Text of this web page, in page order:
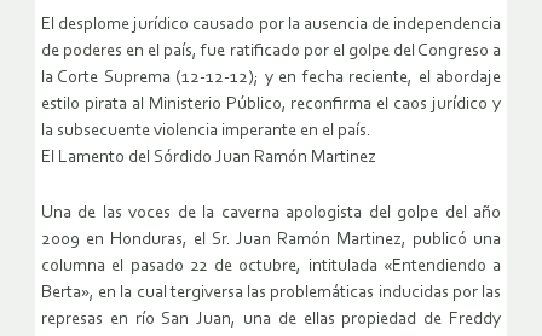
El desplome jurídico causado por la ausencia de independencia
de poderes en el país, fue ratificado por el golpe del Congreso a
la Corte Suprema (12-12-12); y en fecha reciente, el abordaje
estilo pirata al Ministerio Público, reconfirma el caos jurídico y
la subsecuente violencia imperante en el país.
El Lamento del Sórdido Juan Ramón Martinez
Una de las voces de la caverna apologista del golpe del año
2009 en Honduras, el Sr. Juan Ramón Martinez, publicó una
columna el pasado 22 de octubre, intitulada «Entendiendo a
Berta», en la cual tergiversa las problemáticas inducidas por las
represas en río San Juan, una de ellas propiedad de Freddy